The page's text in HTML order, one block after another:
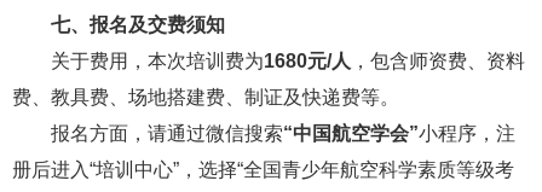
七、报名及交费须知
关于费用，本次培训费为1680元/人 ，包含师资费、资料
费、教具费、场地搭建费、制证及快递费等。
报名方面，请通过微信搜索“中国航空学会”小程序，注
册后进入“培训中心”，选择“全国青少年航空科学素质等级考